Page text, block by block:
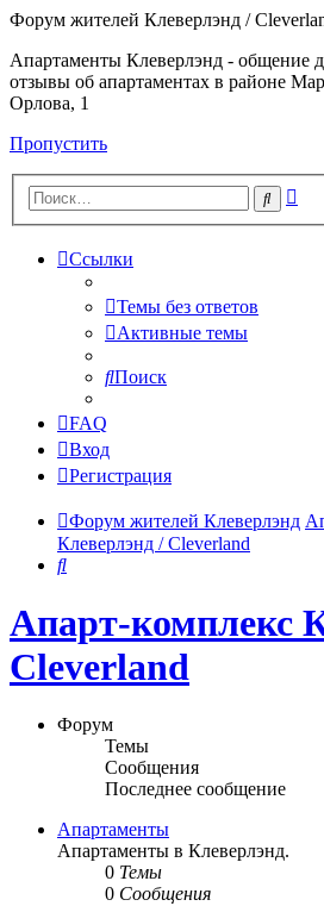
Форум жителей Клеверлэнд /
Апартаменты Клеверлэнд - общение
отзывы об апартаментах в районе
Орлова, 1
Пропустить
Поиск
Ссылки
Темы без ответов
Активные темы
Поиск
FAQ
Вход
Регистрация
Форум жителей Клеверлэнд
Клеверлэнд / Cleverland
Поиск
Апарт-комплекс
Cleverland
Форум
Темы
Сообщения
Последнее сообщение
Апартаменты
Апартаменты в Клеверлэнд.
0 Темы
0 Сообщения